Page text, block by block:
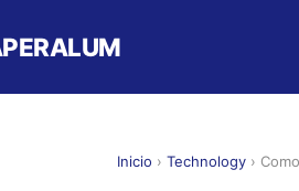
Inicio › Technology ›